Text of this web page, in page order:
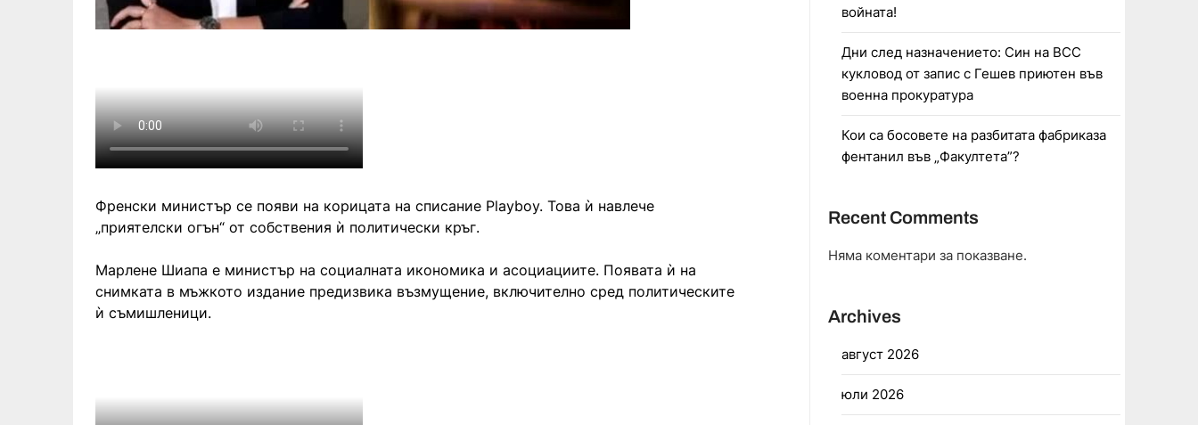
Френски министър се появи на корицата на списание Playboy. Това ѝ навлече
„приятелски огън“ от собствения ѝ политически кръг.
Марлене Шиапа е министър на социалната икономика и асоциациите. Появата ѝ на
снимката в мъжкото издание предизвика възмущение, включително сред политическите
ѝ съмишленици.
войната!
Дни след назначението: Син на ВСС
кукловод от запис с Гешев приютен във
военна прокуратура
Кои са босовете на разбитата фабриказа
фентанил във „Факултета”?
Recent Comments
Няма коментари за показване.
Archives
август 2026
юли 2026